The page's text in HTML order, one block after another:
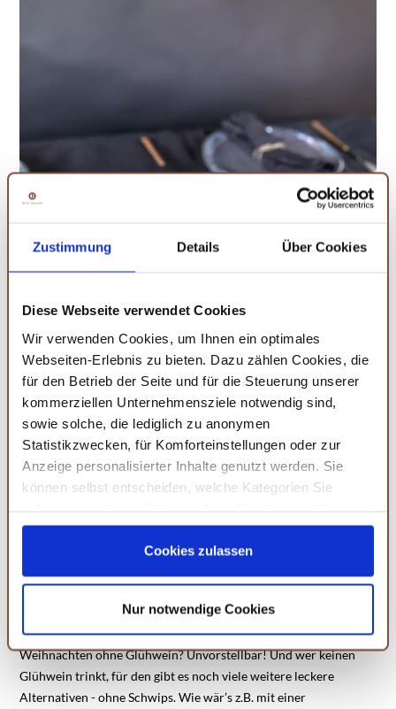
Zustimmung Details Über Cookies
Diese Webseite verwendet Cookies
Wir verwenden Cookies, um Ihnen ein optimales
Webseiten-Erlebnis zu bieten. Dazu zählen Cookies, die
für den Betrieb der Seite und für die Steuerung unserer
kommerziellen Unternehmensziele notwendig sind,
sowie solche, die lediglich zu anonymen
Statistikzwecken, für Komforteinstellungen oder zur
Anzeige personalisierter Inhalte genutzt werden. Sie
können selbst entscheiden, welche Kategorien Sie
Ihrer Einstellungen womöglich nicht mehr alle
Serviceleistungen auf der Seite zur Verfügung stehen.
Sie können Ihre Einwilligung selbstverständlich jederzeit
und diese abändern. Die Rechtmäßigkeit der aufgrund
der Einwilligung bis zum Widerruf erfolgten Verarbeitung
wird hiervon nicht berührt. Weitere Informationen finden
Sie in unserenDatenschutzhinweisen.
Cookies zulassen
Nur notwendige Cookies
Typische Weihnachtsgewürze
von MEIN GENUSS - mit Zitronenschale,
Zimt und Nelken in harmonischer Kombination - ist ein Klassiker
winterlich-weihnachtliches Aroma
Weihnachten ohne Glühwein? Unvorstellbar! Und wer keinen
Glühwein trinkt, für den gibt es noch viele weitere leckere
Alternativen - ohne Schwips. Wie wär’s z.B. mit einer